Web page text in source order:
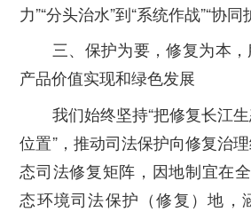
力”“分头治水”到“系统作战”“协同
三、保护为要，修复为本
产品价值实现和绿色发展
我们始终坚持“把修复长江
位置”，推动司法保护向修复治
态司法修复矩阵，因地制宜在
态环境司法保护（修复）地，